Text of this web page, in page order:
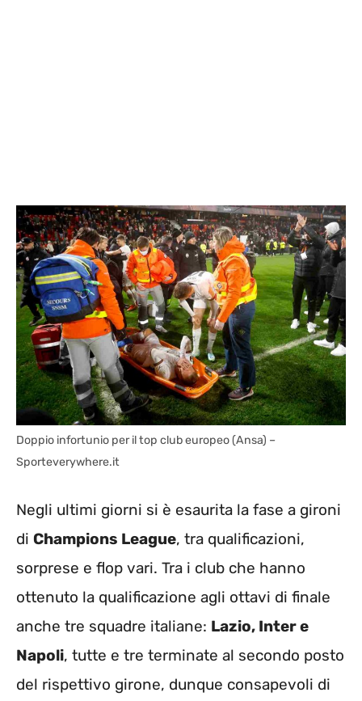
Doppio infortunio per il top club europeo (Ansa) –
Sporteverywhere.it
Negli ultimi giorni si è esaurita la fase a gironi
di Champions League, tra qualificazioni,
sorprese e flop vari. Tra i club che hanno
ottenuto la qualificazione agli ottavi di finale
anche tre squadre italiane: Lazio, Inter e
Napoli, tutte e tre terminate al secondo posto
del rispettivo girone, dunque consapevoli di